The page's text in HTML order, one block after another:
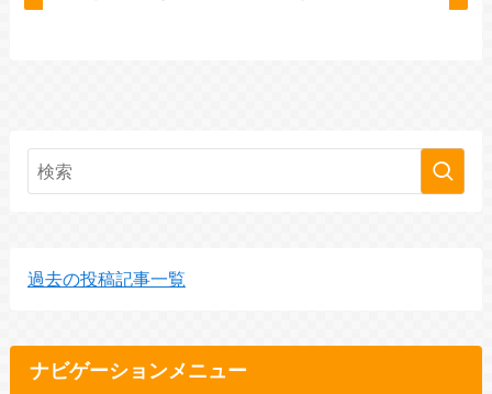
過去の投稿記事一覧
ナビゲーションメニュー